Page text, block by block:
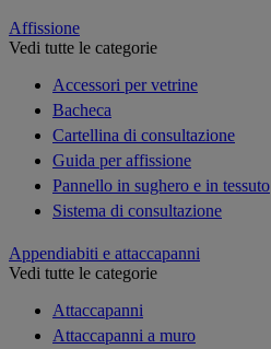
Affissione
Vedi tutte le categorie
Accessori per vetrine
Bacheca
Cartellina di consultazione
Guida per affissione
Pannello in sughero e in tessuto
Sistema di consultazione
Appendiabiti e attaccapanni
Vedi tutte le categorie
Attaccapanni
Attaccapanni a muro